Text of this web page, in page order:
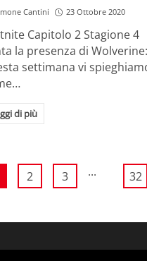
Cantini 23 Ottobre 2020
Capitolo 2 Stagione 4
la presenza di Wolverine:
settimana vi
di più
2 3 ... 32